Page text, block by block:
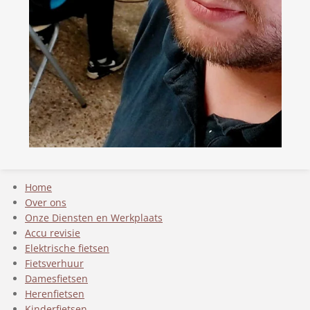
Home
Over ons
Onze Diensten en Werkplaats
Accu revisie
Elektrische fietsen
Fietsverhuur
Damesfietsen
Herenfietsen